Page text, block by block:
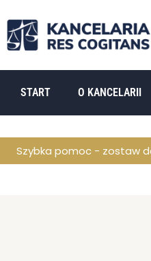
START O KANCELARII
Szybka pomoc - zostaw